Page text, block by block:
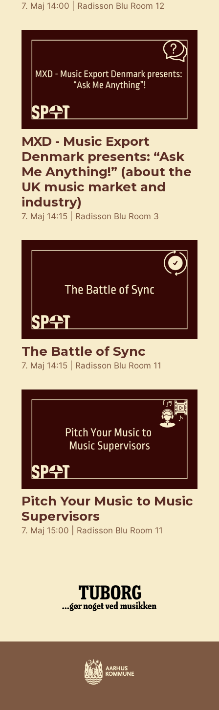
7. Maj 14:00 | Radisson Blu Room 12
MXD - Music Export
Denmark presents: “Ask
Me Anything!” (about the
UK music market and
industry)
7. Maj 14:15 | Radisson Blu Room 3
The Battle of Sync
7. Maj 14:15 | Radisson Blu Room 11
Pitch Your Music to Music
Supervisors
7. Maj 15:00 | Radisson Blu Room 11